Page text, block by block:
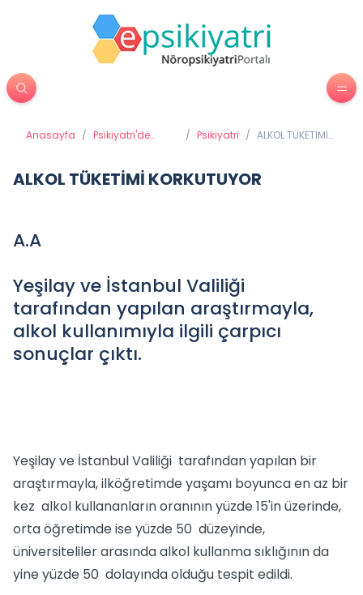
Anasayfa / Psikiyatri'de
/ Psikiyatri / ALKOL TÜKETİMİ
ALKOL TÜKETİMİ KORKUTUYOR
A.A
Yeşilay ve İstanbul Valiliği
tarafından yapılan araştırmayla,
alkol kullanımıyla ilgili çarpıcı
sonuçlar çıktı.
Yeşilay ve İstanbul Valiliği tarafından yapılan bir
araştırmayla, ilköğretimde yaşamı boyunca en az bir
kez alkol kullananların oranının yüzde 15'in üzerinde,
orta öğretimde ise yüzde 50 düzeyinde,
üniversiteliler arasında alkol kullanma sıklığının da
yine yüzde 50 dolayında olduğu tespit edildi.